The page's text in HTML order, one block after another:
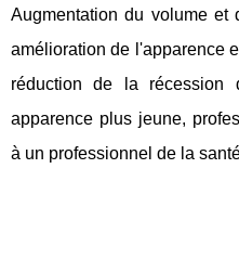
Augmentation du volume et
amélioration de l'apparence
réduction de la
apparence plus jeune,
à un professionnel de la